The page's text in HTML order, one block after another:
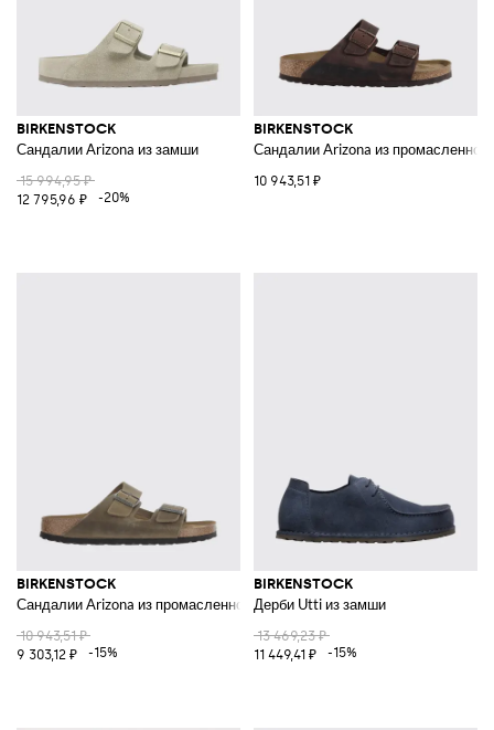
BIRKENSTOCK
Сандалии Arizona из замши
15 994,95 ₽
12 795,96 ₽
-20%
BIRKENSTOCK
Сандалии Arizona из промасленной
10 943,51 ₽
BIRKENSTOCK
Сандалии Arizona из промасленной кожи
10 943,51 ₽
9 303,12 ₽
-15%
BIRKENSTOCK
Дерби Utti из замши
13 469,23 ₽
11 449,41 ₽
-15%